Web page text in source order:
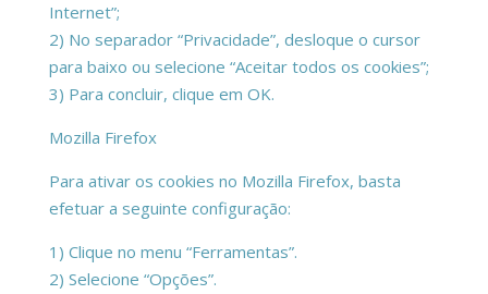
Internet”;
2) No separador “Privacidade”, desloque o cursor
para baixo ou selecione “Aceitar todos os cookies”;
3) Para concluir, clique em OK.
Mozilla Firefox
Para ativar os cookies no Mozilla Firefox, basta
efetuar a seguinte configuração:
1) Clique no menu “Ferramentas”.
2) Selecione “Opções”.